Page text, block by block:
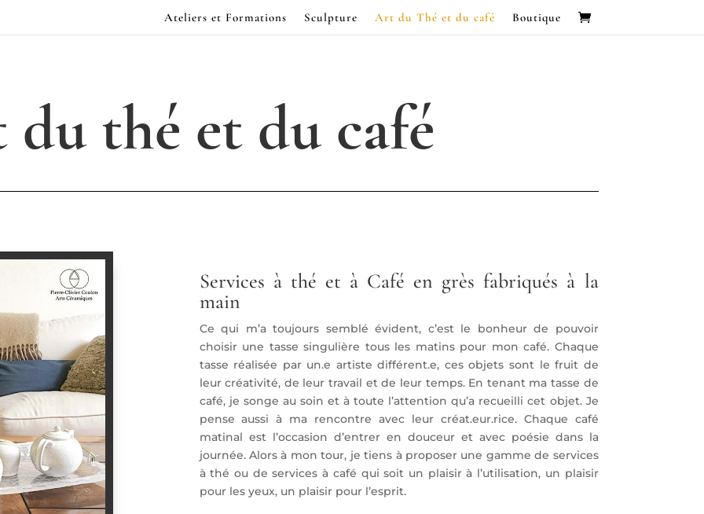
Ateliers et Formations Sculpture Art du Thé et du café Boutique
thé et du café
Services à thé et à Café en grès fabriqués à la
main
Ce qui m’a toujours semblé évident, c’est le bonheur de pouvoir
choisir une tasse singulière tous les matins pour mon café. Chaque
tasse réalisée par un.e artiste différent.e, ces objets sont le fruit de
leur créativité, de leur travail et de leur temps. En tenant ma tasse de
café, je songe au soin et à toute l’attention qu’a recueilli cet objet. Je
pense aussi à ma rencontre avec leur créat.eur.rice. Chaque café
matinal est l’occasion d’entrer en douceur et avec poésie dans la
journée. Alors à mon tour, je tiens à proposer une gamme de services
à thé ou de services à café qui soit un plaisir à l’utilisation, un plaisir
pour les yeux, un plaisir pour l’esprit.